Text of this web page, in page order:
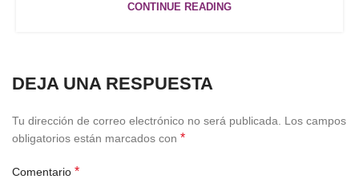
CONTINUE READING
DEJA UNA RESPUESTA
Tu dirección de correo electrónico no será publicada.
Los campos
obligatorios están marcados con *
Comentario *